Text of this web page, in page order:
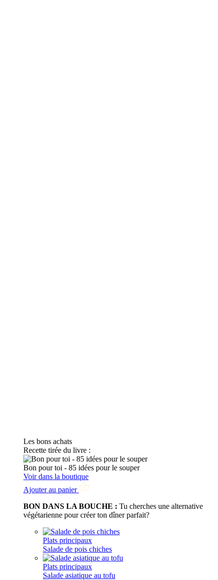
Les bons achats
Recette tirée du livre :
Bon pour toi - 85 idées pour le souper
Voir dans la boutique
Ajouter au panier
BON DANS LA BOUCHE : Tu cherches une alternative
végétarienne pour créer ton dîner parfait?
Plats principaux
Salade de pois chiches
Plats principaux
Salade asiatique au tofu